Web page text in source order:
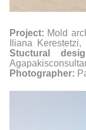
Project: Mold
Iliana
Stuctural
Photographer: